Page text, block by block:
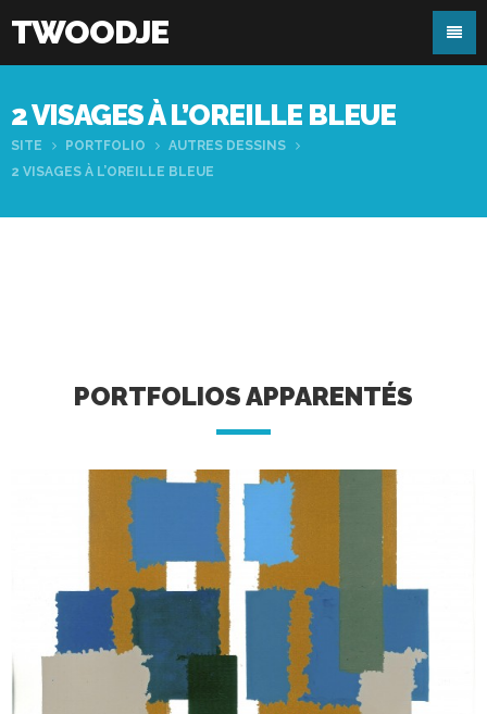
TWOODJE
2 VISAGES À L’OREILLE BLEUE
SITE PORTFOLIO
AUTRES DESSINS
2 VISAGES À L’OREILLE BLEUE
PORTFOLIOS APPARENTÉS